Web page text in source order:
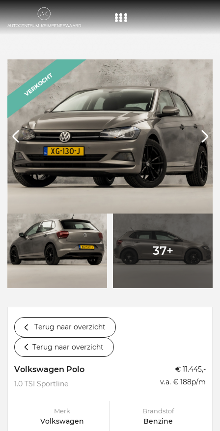
Aanbod
Diensten
Over ons
Vacature
Contact
37+
Terug naar overzicht
Terug naar overzicht
Volkswagen Polo
1.0 TSI Sportline
€ 11.445,-
v.a. € 188p/m
Merk
Volkswagen
Brandstof
Benzine